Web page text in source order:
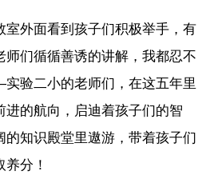
室外面看到孩子们积极举手，有
师们循循善诱的讲解，我都忍不
验二小的老师们，在这五年里
进的航向，启迪着孩子们的智
的知识殿堂里遨游，带着孩子们
分！